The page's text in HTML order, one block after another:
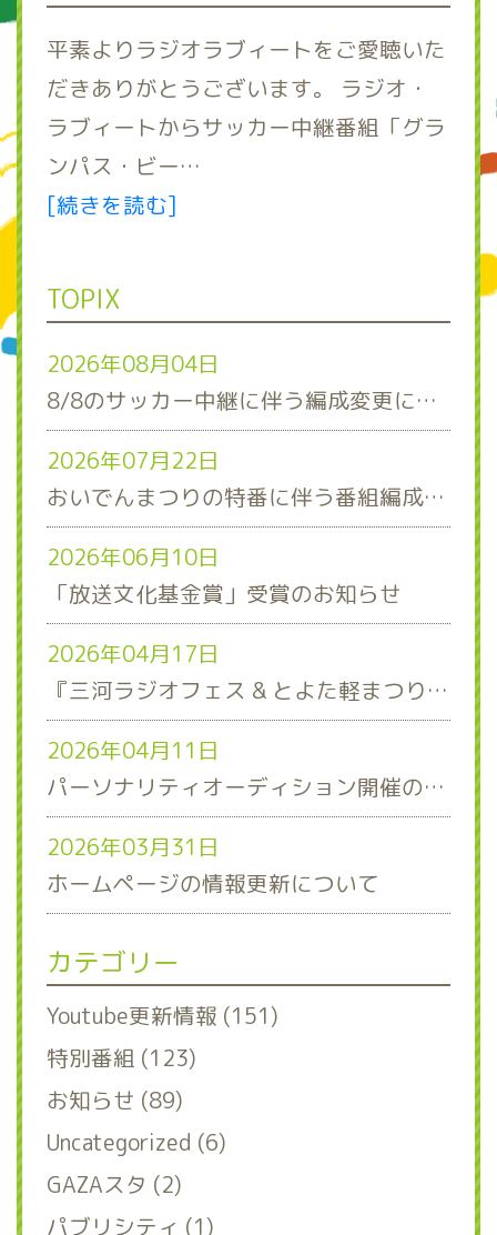
平素よりラジオラブィートをご愛聴いた
だきありがとうございます。 ラジオ・
ラブィートからサッカー中継番組「グラ
ンパス・ビー…
[続きを読む]
TOPIX
2026年08月04日
8/8のサッカー中継に伴う編成変更について
2026年07月22日
おいでんまつりの特番に伴う番組編成について
2026年06月10日
「放送文化基金賞」受賞のお知らせ
2026年04月17日
『三河ラジオフェス & とよた軽まつり』ステージスケジュール発表！
2026年04月11日
パーソナリティオーディション開催のお知らせ
2026年03月31日
ホームページの情報更新について
カテゴリー
Youtube更新情報 (151)
特別番組 (123)
お知らせ (89)
Uncategorized (6)
GAZAスタ (2)
パブリシティ (1)